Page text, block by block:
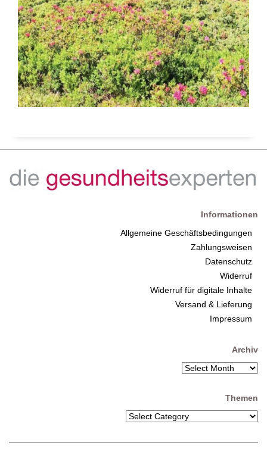
Informationen
Allgemeine Geschäftsbedingungen
Zahlungsweisen
Datenschutz
Widerruf
Widerruf für digitale Inhalte
Versand & Lieferung
Impressum
Archiv
Themen